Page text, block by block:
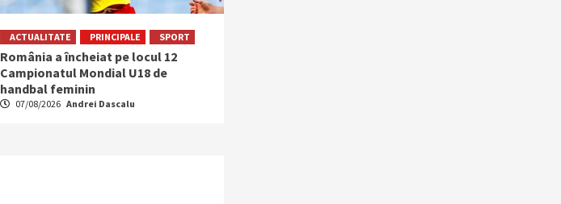
ACTUALITATE PRINCIPALE SPORT
România a încheiat pe locul 12
Campionatul Mondial U18 de
handbal feminin
07/08/2026 Andrei Dascalu